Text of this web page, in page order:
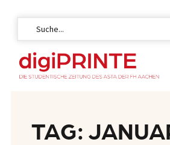
TAG: